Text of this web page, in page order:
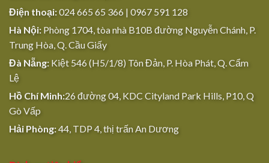
Điện thoại:024 665 65 366 | 0967 591 128
Hà Nội: Phòng 1704, tòa nhà B10B đường Nguyễn Chánh, P.
Trung Hòa, Q. Cầu Giấy
Đà Nẵng: Kiệt 546 (H5/1/8) Tôn Đản, P. Hòa Phát, Q. Cẩm
Lệ
Hồ Chí Minh:26 đường 04, KDC Cityland Park Hills, P10, Q
Gò Vấp
Hải Phòng:44, TDP 4, thị trấn An Dương